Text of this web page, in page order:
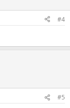
#4
#5